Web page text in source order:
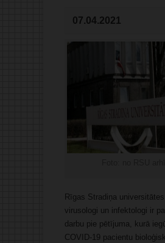
07.04.2021
Rīgas Stradiņa
virusologi un infektologi ir
darbu pie pētījuma, kurā
COVID-19 pacientu